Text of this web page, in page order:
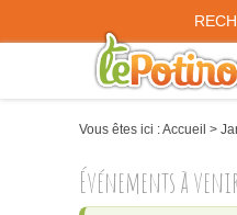
Vous êtes ici :Accueil >
Événements à